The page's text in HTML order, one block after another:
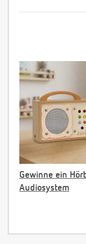
Gewinne ein
Audiosystem